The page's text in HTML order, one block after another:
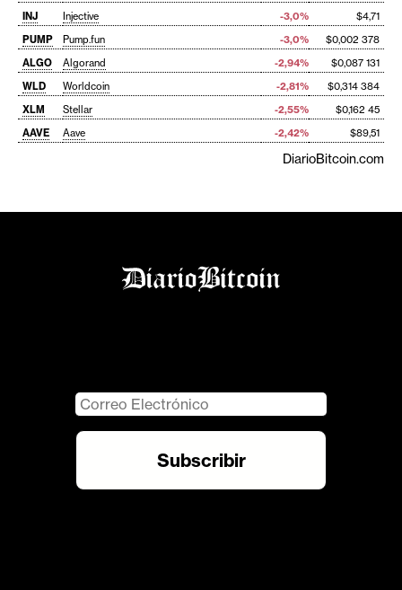
INJ Injective -3,0%
$4,71
PUMP
Pump.fun -3,0%
$0,002 378
ALGO
Algorand -2,94%
$0,087 131
WLD
Worldcoin -2,81%
$0,314 384
XLM
Stellar -2,55%
$0,162 45
AAVE
Aave -2,42% $89,51
DiarioBitcoin.com